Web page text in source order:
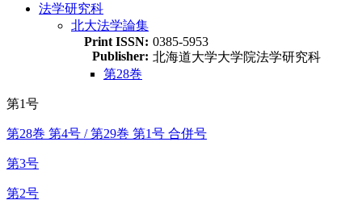
法学研究科
北大法学論集
Print ISSN: 0385-5953
Publisher: 北海道大学大学院法学研究科
第28巻
第1号
第28巻 第4号 / 第29巻 第1号 合併号
第3号
第2号